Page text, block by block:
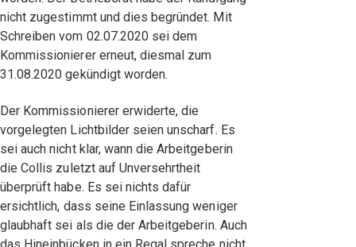
nicht zugestimmt und dies begründet. Mit
Schreiben vom 02.07.2020 sei dem
Kommissionierer erneut, diesmal zum
31.08.2020 gekündigt worden.
Der Kommissionierer erwiderte, die
vorgelegten Lichtbilder seien unscharf. Es
sei auch nicht klar, wann die Arbeitgeberin
die Collis zuletzt auf Unversehrtheit
überprüft habe. Es sei nichts dafür
ersichtlich, dass seine Einlassung weniger
glaubhaft sei als die der Arbeitgeberin. Auch